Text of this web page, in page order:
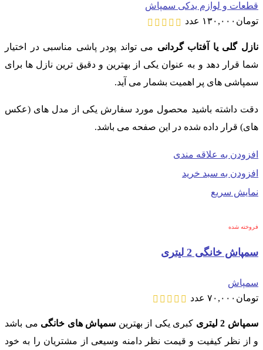
قطعات و لوازم یدکی سمپاش
تومان ۱۳۰,۰۰۰ عدد
نازل گلی یا آفتاب گردانی می تواند پودر پاشی مناسبی در اختیار
شما قرار دهد و به عنوان یکی از بهترین و دقیق ترین نازل ها برای
سمپاشی های پر اهمیت بشمار می آید.
دقت داشته باشید محصول مورد سفارش یکی از مدل های (عکس
های) قرار داده شده در این صفحه می باشد.
افزودن به علاقه مندی
افزودن به سبد خرید
نمایش سریع
فروخته شده
سمپاش خانگی 2 لیتری
سمپاش
تومان ۷۰,۰۰۰ عدد
سمپاش 2 لیتری کبری یکی از بهترین سمپاش های خانگی می باشد
و از نظر کیفیت و قیمت نظر دامنه وسیعی از مشتریان را به خود